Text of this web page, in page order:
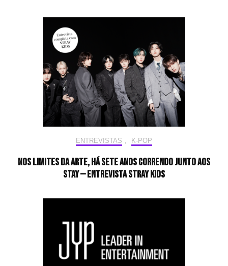
ENTREVISTAS K-POP
Nos limites da arte, há sete anos correndo junto aos
STAY — Entrevista Stray Kids